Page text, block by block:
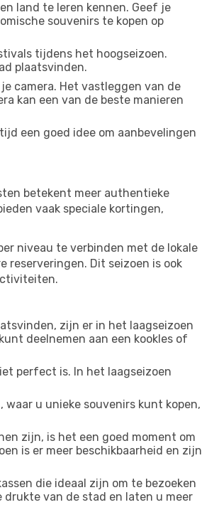
land te leren kennen. Geef je
souvenirs te kopen op
tijdens het hoogseizoen.
plaatsvinden.
camera. Het vastleggen van de
kan een van de beste manieren
een goed idee om aanbevelingen
betekent meer authentieke
vaak speciale kortingen,
niveau te verbinden met de lokale
reserveringen. Dit seizoen is ook
zijn er in het laagseizoen
deelnemen aan een kookles of
perfect is. In het laagseizoen
u unieke souvenirs kunt kopen,
zijn, is het een goed moment om
is er meer beschikbaarheid en zijn
die ideaal zijn om te bezoeken
van de stad en laten u meer